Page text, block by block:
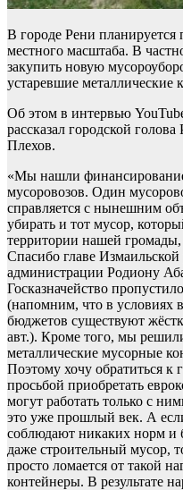
В городе Рени
местного масштаба. В
закупить новую
устаревшие металлические
Об этом в интервью
рассказал городской
Плехов.
«Мы нашли
мусоровозов. Один
справляется с нынешним
убирать и тот мусор,
территории нашей
Спасибо главе
администрации Родиону
Госказначейство
(напомним, что в условиях
бюджетов существуют
авт.). Кроме того, мы
металлические мусорные
Поэтому хочу обратиться к
просьбой приобретать
могут работать только с
это уже прошлый век. А
соблюдают никаких норм и
даже строительный мусор,
просто ломается от такой
контейнеры. В результате